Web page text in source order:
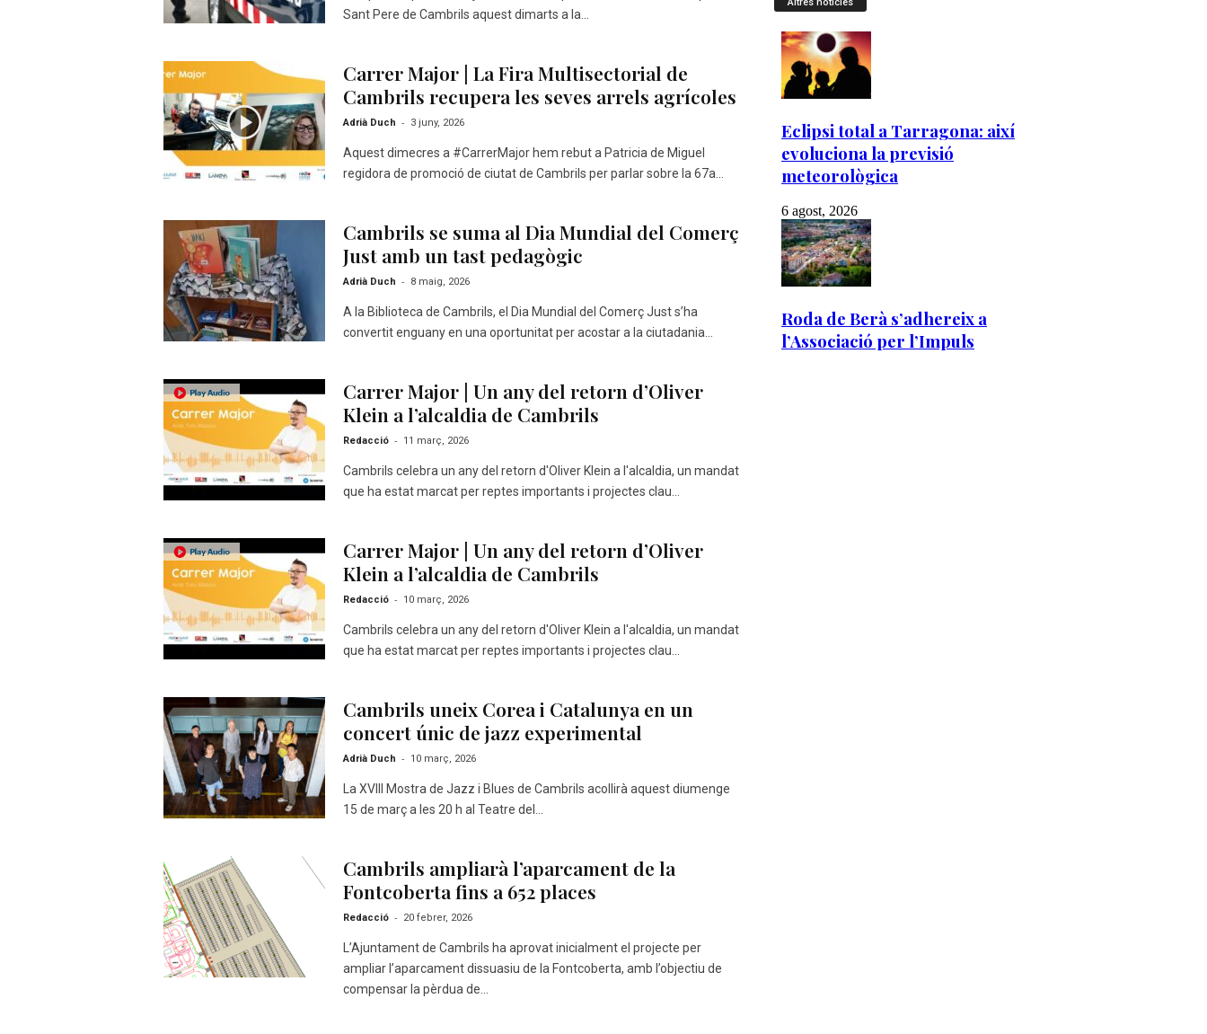
Sant Pere de Cambrils aquest dimarts a la...
Carrer Major | La Fira Multisectorial de
Cambrils recupera les seves arrels agrícoles
Adrià Duch - 3 juny, 2026
Aquest dimecres a #CarrerMajor hem rebut a Patricia de Miguel
regidora de promoció de ciutat de Cambrils per parlar sobre la 67a...
Cambrils se suma al Dia Mundial del Comerç
Just amb un tast pedagògic
Adrià Duch - 8 maig, 2026
A la Biblioteca de Cambrils, el Dia Mundial del Comerç Just s’ha
convertit enguany en una oportunitat per acostar a la ciutadania...
Carrer Major | Un any del retorn d’Oliver
Klein a l’alcaldia de Cambrils
Redacció - 11 març, 2026
Cambrils celebra un any del retorn d'Oliver Klein a l'alcaldia, un mandat
que ha estat marcat per reptes importants i projectes clau...
Carrer Major | Un any del retorn d’Oliver
Klein a l’alcaldia de Cambrils
Redacció - 10 març, 2026
Cambrils celebra un any del retorn d'Oliver Klein a l'alcaldia, un mandat
que ha estat marcat per reptes importants i projectes clau...
Cambrils uneix Corea i Catalunya en un
concert únic de jazz experimental
Adrià Duch - 10 març, 2026
La XVIII Mostra de Jazz i Blues de Cambrils acollirà aquest diumenge
15 de març a les 20 h al Teatre del...
Cambrils ampliarà l’aparcament de la
Fontcoberta fins a 652 places
Redacció - 20 febrer, 2026
L’Ajuntament de Cambrils ha aprovat inicialment el projecte per
ampliar l’aparcament dissuasiu de la Fontcoberta, amb l’objectiu de
compensar la pèrdua de...